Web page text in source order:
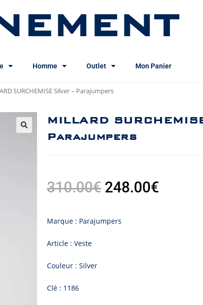
Homme Outlet Mon Panier
SURCHEMISE Silver – Parajumpers
MILLARD
Parajumpers
310.00€ 248.00€
Marque : Parajumpers
Article : Veste
Couleur : Silver
Clé : 1186